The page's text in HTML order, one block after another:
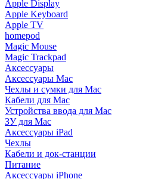
Apple Display
Apple Keyboard
Apple TV
homepod
Magic Mouse
Magic Trackpad
Аксессуары
Аксессуары Mac
Чехлы и сумки для Mac
Кабели для Mac
Устройства ввода для Mac
ЗУ для Mac
Аксессуары iPad
Чехлы
Кабели и док-станции
Питание
Аксессуары iPhone